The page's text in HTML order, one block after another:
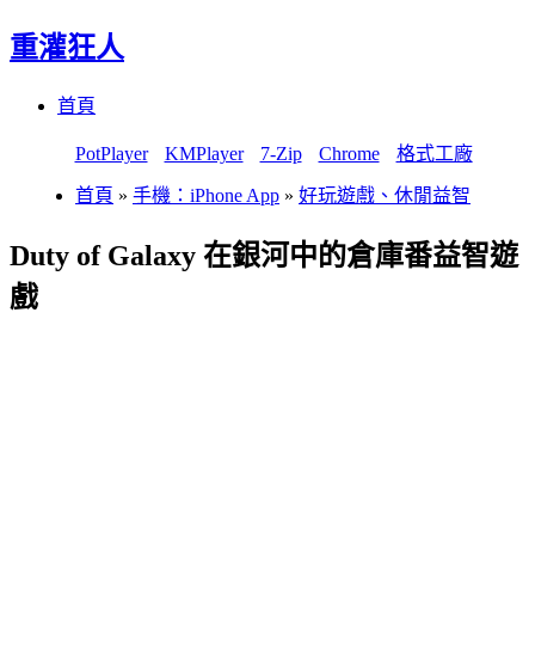
重灌狂人
首頁
PotPlayer KMPlayer 7-Zip Chrome 格式工廠
首頁 » 手機：iPhone App » 好玩遊戲、休閒益智
Duty of Galaxy 在銀河中的倉庫番益智遊
戲